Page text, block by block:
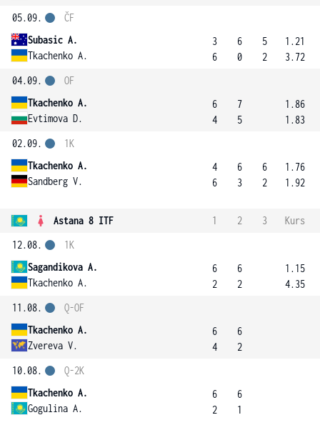
05.09.
Subasic A.
Tkachenko A.
ČF
3
6
6
0
5
2
1.21
3.72
04.09.
Tkachenko A.
Evtimova D.
OF
6
4
7
5
1.86
1.83
02.09.
Tkachenko A.
Sandberg V.
1K
4
6
6
3
6
2
1.76
1.92
Astana 8 ITF 1 2 3
Kurs
12.08.
Sagandikova A.
Tkachenko A.
1K
6
2
6
2
1.15
4.35
11.08.
Tkachenko A.
Zvereva V.
Q-OF
6
4
6
2
10.08.
Tkachenko A.
Gogulina A.
Q-2K
6
2
6
1